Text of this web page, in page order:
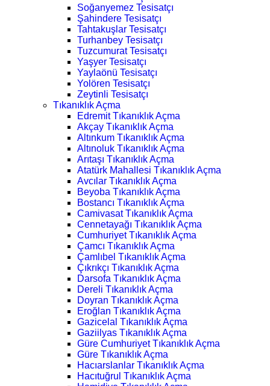
Soğanyemez Tesisatçı
Şahindere Tesisatçı
Tahtakuşlar Tesisatçı
Turhanbey Tesisatçı
Tuzcumurat Tesisatçı
Yaşyer Tesisatçı
Yaylaönü Tesisatçı
Yolören Tesisatçı
Zeytinli Tesisatçı
Tıkanıklık Açma
Edremit Tıkanıklık Açma
Akçay Tıkanıklık Açma
Altınkum Tıkanıklık Açma
Altınoluk Tıkanıklık Açma
Arıtaşı Tıkanıklık Açma
Atatürk Mahallesi Tıkanıklık Açma
Avcılar Tıkanıklık Açma
Beyoba Tıkanıklık Açma
Bostancı Tıkanıklık Açma
Camivasat Tıkanıklık Açma
Cennetayağı Tıkanıklık Açma
Cumhuriyet Tıkanıklık Açma
Çamcı Tıkanıklık Açma
Çamlıbel Tıkanıklık Açma
Çıkrıkçı Tıkanıklık Açma
Darsofa Tıkanıklık Açma
Dereli Tıkanıklık Açma
Doyran Tıkanıklık Açma
Eroğlan Tıkanıklık Açma
Gazicelal Tıkanıklık Açma
Gaziilyas Tıkanıklık Açma
Güre Cumhuriyet Tıkanıklık Açma
Güre Tıkanıklık Açma
Hacıarslanlar Tıkanıklık Açma
Hacıtuğrul Tıkanıklık Açma